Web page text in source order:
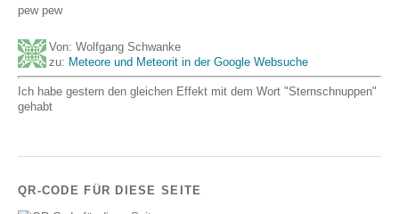
pew pew
Von: Wolfgang Schwanke
zu: Meteore und Meteorit in der Google Websuche
Ich habe gestern den gleichen Effekt mit dem Wort "Sternschnuppen"
gehabt
QR-CODE FÜR DIESE SEITE